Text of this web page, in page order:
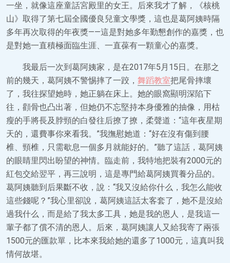
一坐，就像這座童話宮殿里的女王。后來我才了解，《核桃
山》取得了第七屆全國優良兒童文學獎，這也是葛阿姨時隔
多年再次取得的年夜獎——這是對她多年勤懇創作的嘉獎，也
是對她一直積極面臨生涯、一直葆有一顆童心的嘉獎。
我最后一次到葛阿姨家，是在2017年5月15日。在那之
前的幾天，葛阿姨不警惕摔了一跤， 舞蹈教室把尾骨摔壞
了，我往探望她時，她正躺在床上。她的眼窩顯明深陷下
往，顴骨也凸出著，但她仍不忘堅持本身優雅的抽像，用枯
瘦的手將長及脖頸的白發往后撩了撩，柔聲道：“這年夜星期
天的，還費事你來看我。”我撫慰她道：“好在沒有傷到腰
椎、頸椎，只需歇息一個多月就能好的。”聽了這話，葛阿姨
的眼睛里閃出盼望的神情。臨走前，我特地把裝有2000元的
紅包交給翌平，再三說明，這是專門給葛阿姨買養分品的。
葛阿姨聽到后果斷不收，說：“我又沒給你什么，我怎么能收
這些錢呢？”我心里卻說，葛阿姨這話太客套了，她不是沒給
過我什么，而是給了我太多工具，她是我的恩人，是我這一
輩子都了償不清的恩人。后來，葛阿姨讓人又給我寄了兩張
1500元的匯款單，比本來我給她的還多了1000元，這真叫我
情何故堪。